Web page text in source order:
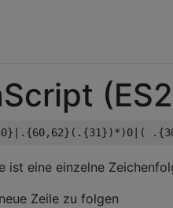
ist eine einzelne
Zeile zu folgen